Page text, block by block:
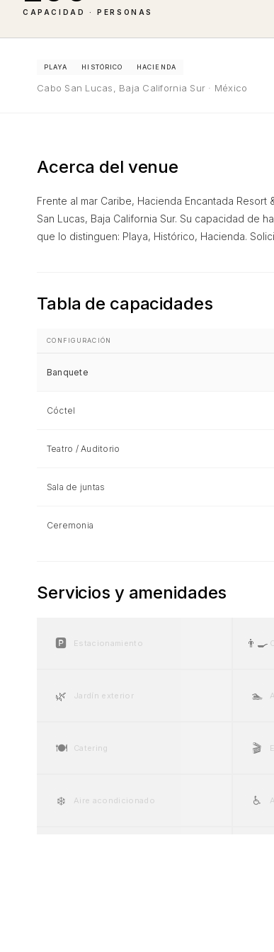
CAPACIDAD · PERSONAS
PLAYA HISTÓRICO HACIENDA
Cabo San Lucas, Baja California Sur · México
Acerca del venue
Frente al mar Caribe, Hacienda Encantada
San Lucas, Baja California Sur. Su capacidad de
que lo distinguen: Playa, Histórico, Hacienda.
Tabla de capacidades
CONFIGURACIÓN
Banquete
Cóctel
Teatro / Auditorio
Sala de juntas
Ceremonia
Servicios y amenidades
🅿️ Estacionamiento 👨‍🍳
🌿 Jardín exterior 🏊
🍽️ Catering 🎬
❄️ Aire acondicionado ♿